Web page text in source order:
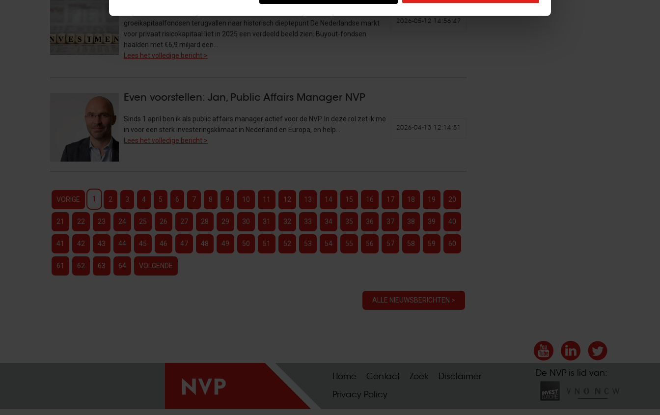
2026-05-12 14:56:47
groeikapitaalfondsen terugvallen naar historisch dieptepunt De Nederlandse markt
voor privaat risicokapitaal liet in 2025 een verdeeld beeld zien. Buyout-fondsen
haalden met €6,9 miljard een…
Lees het volledige bericht >
Even voorstellen: Jan, Public Affairs Manager NVP
2026-04-13 12:14:51
Sinds 1 april ben ik als public affairs manager actief voor de NVP. In deze rol zet ik me
in voor een sterk investeringsklimaat in Nederland en Europa, en help…
Lees het volledige bericht >
VORIGE 1 2 3 4 5 6 7 8 9 10 11 12 13 14 15 16 17 18 19 20
21 22 23 24 25 26 27 28 29 30 31 32 33 34 35 36 37 38 39 40
41 42 43 44 45 46 47 48 49 50 51 52 53 54 55 56 57 58 59 60
61 62 63 64 VOLGENDE
ALLE NIEUWSBERICHTEN >
Home Contact Zoek Disclaimer
Privacy Policy
De NVP is lid van: